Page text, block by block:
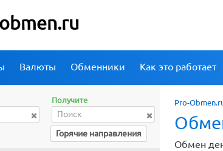
Валюты Обменники Как это работает
Pro-
Обмен
Получите
Горячие направления